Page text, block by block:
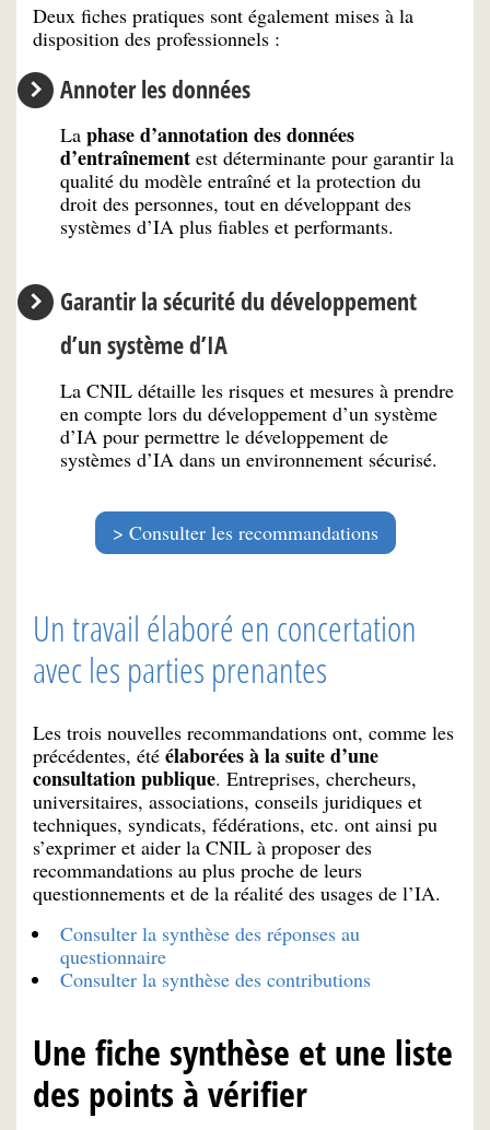
Deux fiches pratiques sont également mises à la
disposition des professionnels :
Annoter les données
La phase d’annotation des données
d’entraînement est déterminante pour garantir la
qualité du modèle entraîné et la protection du
droit des personnes, tout en développant des
systèmes d’IA plus fiables et performants.
Garantir la sécurité du développement
d’un système d’IA
La CNIL détaille les risques et mesures à prendre
en compte lors du développement d’un système
d’IA pour permettre le développement de
systèmes d’IA dans un environnement sécurisé.
Consulter les recommandations
Un travail élaboré en concertation
avec les parties prenantes
Les trois nouvelles recommandations ont, comme les
précédentes, été élaborées à la suite d’une
consultation publique. Entreprises, chercheurs,
universitaires, associations, conseils juridiques et
techniques, syndicats, fédérations, etc. ont ainsi pu
s’exprimer et aider la CNIL à proposer des
recommandations au plus proche de leurs
questionnements et de la réalité des usages de l’IA.
Consulter la synthèse des réponses au
questionnaire
Consulter la synthèse des contributions
Une fiche synthèse et une liste
des points à vérifier